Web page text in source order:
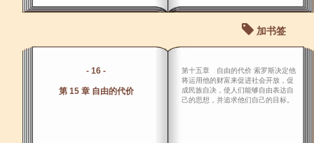
加书签
- 16 -
第 15 章 自由的代价
第十五章 自由的代价 索罗斯决定他
将运用他的财富来促进社会开放，促
成民族自决，使人们能够自由表达自
己的思想，并追求他们自己的目标。